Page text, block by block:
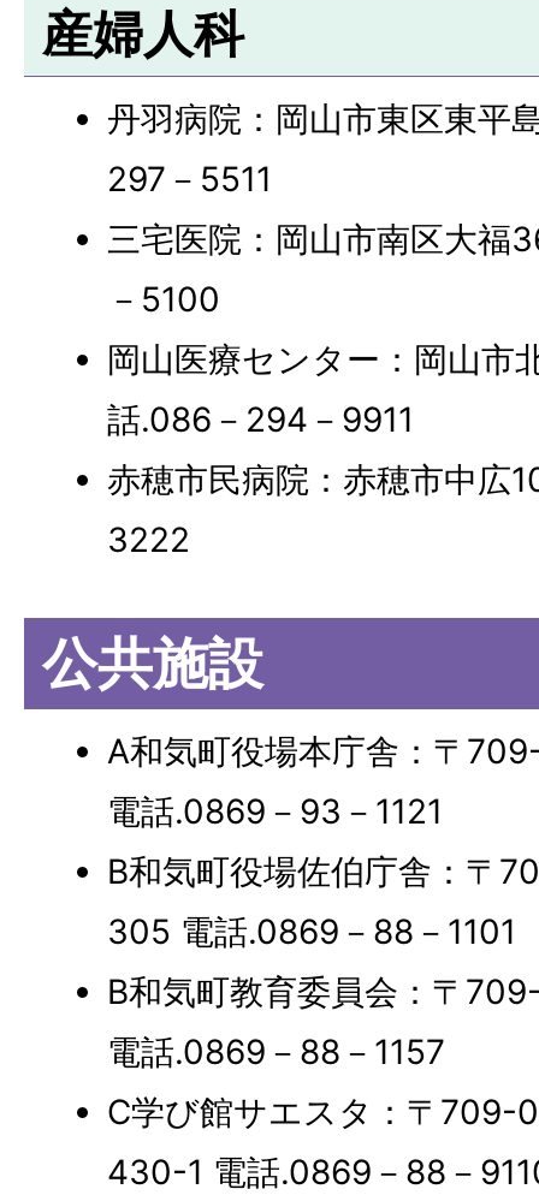
産婦人科
丹羽病院：岡山市東区東平
297－5511
三宅医院：岡山市南区大
－5100
岡山医療センター：岡山市
話.086－294－9911
赤穂市民病院：赤穂市中広
3222
公共施設
A和気町役場本庁舎：〒
電話.0869－93－1121
B和気町役場佐伯庁舎：〒
305 電話.0869－88－1101
B和気町教育委員会：〒
電話.0869－88－1157
C学び館サエスタ：〒709-
430-1 電話.0869－88－